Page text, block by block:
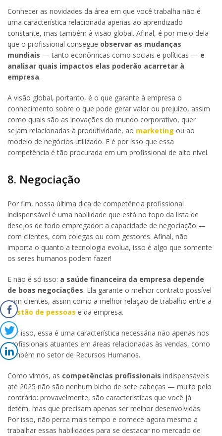
Conhecer as novidades da área em que você trabalha não é
uma característica relacionada apenas ao aprendizado
constante, mas também à visão global. Afinal, é por meio dela
que o profissional consegue observar as mudanças
mundiais — tanto econômicas como sociais e políticas — e
analisar quais impactos elas poderão acarretar à
empresa.
A visão global, portanto, é o que garante à empresa o
conhecimento sobre o que pode gerar valor ou prejuízo, assim
como quais são as inovações do mundo corporativo, quer
sejam relacionadas à produtividade, ao marketing ou ao
modelo de negócios utilizado. E é por isso que essa
competência é tão procurada em um profissional de alto nível.
8. Negociação
Por fim, nossa última dica de competência profissional
indispensável é uma habilidade que está no topo da lista de
desejos de todo empregador: a capacidade de negociação —
com clientes, com colegas ou com gestores. Afinal, não
importa o quanto a tecnologia evolua, isso é algo que somente
os seres humanos podem fazer!
E não é só isso: a saúde financeira da empresa depende
de boas negociações. Ela garante o melhor contrato possível
com clientes, assim como a melhor relação de trabalho entre a
gestão de pessoas e da empresa.
Por isso, essa é uma característica necessária não apenas nos
profissionais atuantes em áreas relacionadas às vendas, como
também no setor de Recursos Humanos.
Como vimos, as competências profissionais indispensáveis
até 2025 não são nenhum bicho de sete cabeças — muito pelo
contrário: provavelmente, são características que você já
detém, mas que precisam apenas ser melhor desenvolvidas.
Por isso, não perca mais tempo e comece agora mesmo a
trabalhar essas habilidades para se destacar no mercado de